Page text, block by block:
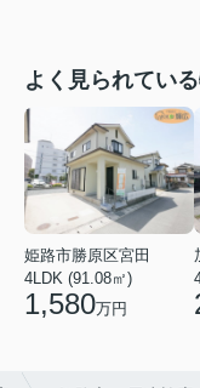
よく見られてい
姫路市勝原区宮田
4LDK (91.08㎡)
1,580万円